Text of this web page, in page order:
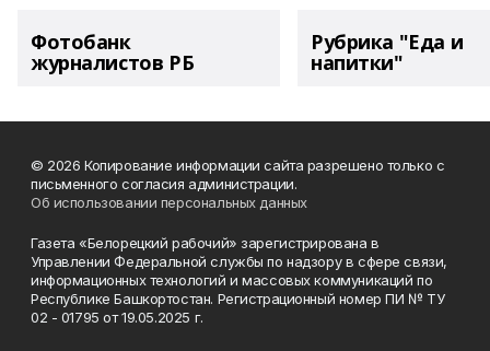
Фотобанк
журналистов РБ
Рубрика "Еда и
напитки"
© 2026 Копирование информации сайта разрешено только с
письменного согласия администрации.
Об использовании персональных данных
Газета «Белорецкий рабочий» зарегистрирована в
Управлении Федеральной службы по надзору в сфере связи,
информационных технологий и массовых коммуникаций по
Республике Башкортостан. Регистрационный номер ПИ № ТУ
02 - 01795 от 19.05.2025 г.